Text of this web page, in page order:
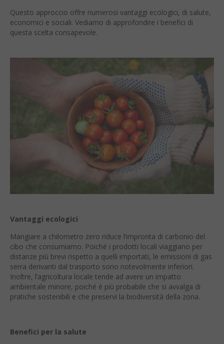
Questo approccio offre numerosi vantaggi ecologici, di salute,
economici e sociali. Vediamo di approfondire i benefici di
questa scelta consapevole.
Vantaggi ecologici
Mangiare a chilometro zero riduce l’impronta di carbonio del
cibo che consumiamo. Poiché i prodotti locali viaggiano per
distanze più brevi rispetto a quelli importati, le emissioni di gas
serra derivanti dal trasporto sono notevolmente inferiori.
Inoltre, l’agricoltura locale tende ad avere un impatto
ambientale minore, poiché è più probabile che si avvalga di
pratiche sostenibili e che preservi la biodiversità della zona.
Benefici per la salute